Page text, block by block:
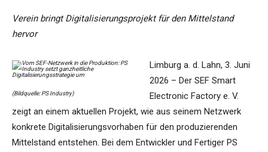
Verein bringt Digitalisierungsprojekt für den Mittelstand
hervor
(Bildquelle: PS Industry)
Limburg a. d. Lahn, 3. Juni
2026 – Der SEF Smart
Electronic Factory e. V.
zeigt an einem aktuellen Projekt, wie aus seinem Netzwerk
konkrete Digitalisierungsvorhaben für den produzierenden
Mittelstand entstehen. Bei dem Entwickler und Fertiger PS